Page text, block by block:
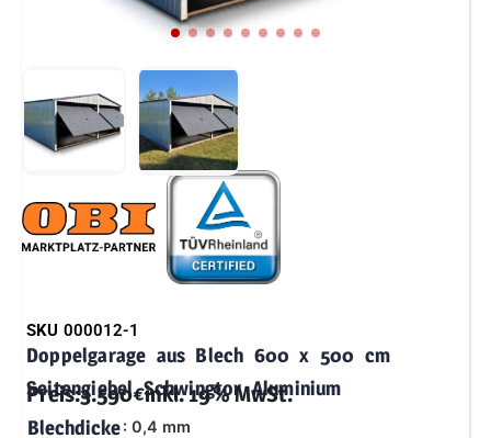
SKU 000012-1
Doppelgarage aus Blech 600 x 500 cm
Seitengiebel Schwingtor Aluminium
Preis:3.590€inkl. 19 % MwSt.
Blechdicke: 0,4 mm